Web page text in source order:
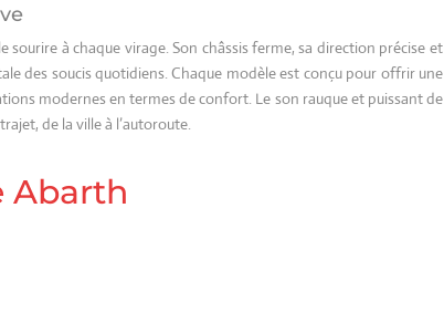
à chaque virage. Son châssis ferme, sa direction précise et
des soucis quotidiens. Chaque modèle est conçu pour offrir une
modernes en termes de confort. Le son rauque et puissant de
de la ville à l’autoroute.
Abarth